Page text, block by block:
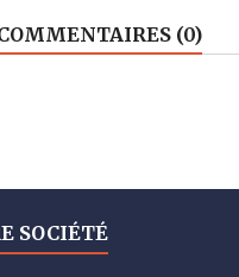
(0)
SOCIÉTÉ